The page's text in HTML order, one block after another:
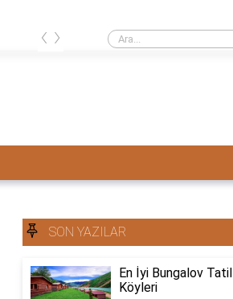
Ahşap ev mi pahalı beton ev mi?
‹ ›
SON YAZILAR
En İyi Bungalov Tatil
Köyleri